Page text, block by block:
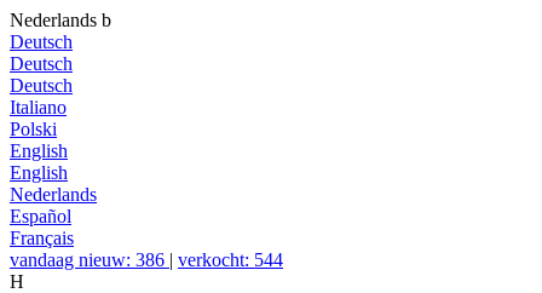
Nederlands b
Deutsch
Deutsch
Deutsch
Italiano
Polski
English
English
Nederlands
Español
Français
vandaag nieuw: 386 | verkocht: 544
H